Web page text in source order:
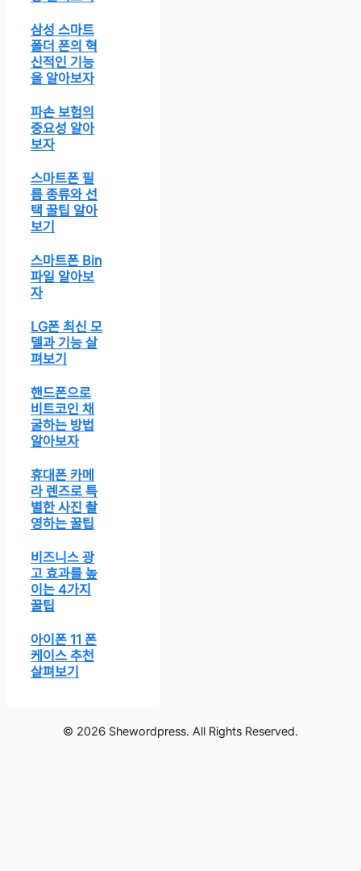
삼성 스마트
폴더 폰의 혁
신적인 기능
을 알아보자
파손 보험의
중요성 알아
보자
스마트폰 필
름 종류와 선
택 꿀팁 알아
보기
스마트폰 Bin
파일 알아보
자
LG폰 최신 모
델과 기능 살
펴보기
핸드폰으로
비트코인 채
굴하는 방법
알아보자
휴대폰 카메
라 렌즈로 특
별한 사진 촬
영하는 꿀팁
비즈니스 광
고 효과를 높
이는 4가지
꿀팁
아이폰 11 폰
케이스 추천
살펴보기
© 2026 Shewordpress. All Rights Reserved.